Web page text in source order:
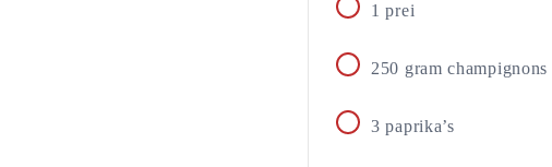
1 prei
250 gram champignons
3 paprika’s